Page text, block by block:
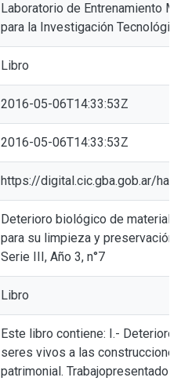
Laboratorio de Entrenamiento
para la Investigación
Libro
2016-05-06T14:33:53Z
2016-05-06T14:33:53Z
https://digital.cic.gba.gob.ar/
Deterioro biológico de
para su limpieza y preservación:
Serie III, Año 3, n°7
Libro
Este libro contiene: I.- Deterioro
seres vivos a las
patrimonial. Trabajopresentado